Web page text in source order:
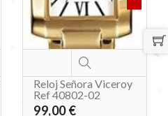
Reloj Señora Viceroy
Ref 40802-02
99,00 €